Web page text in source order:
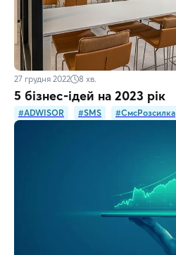
27 грудня 2022 8 хв.
5 бізнес-ідей на 2023 рік
#ADWISOR #SMS #СмсРозсилка